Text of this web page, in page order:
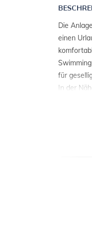
Die
einen
für
In der